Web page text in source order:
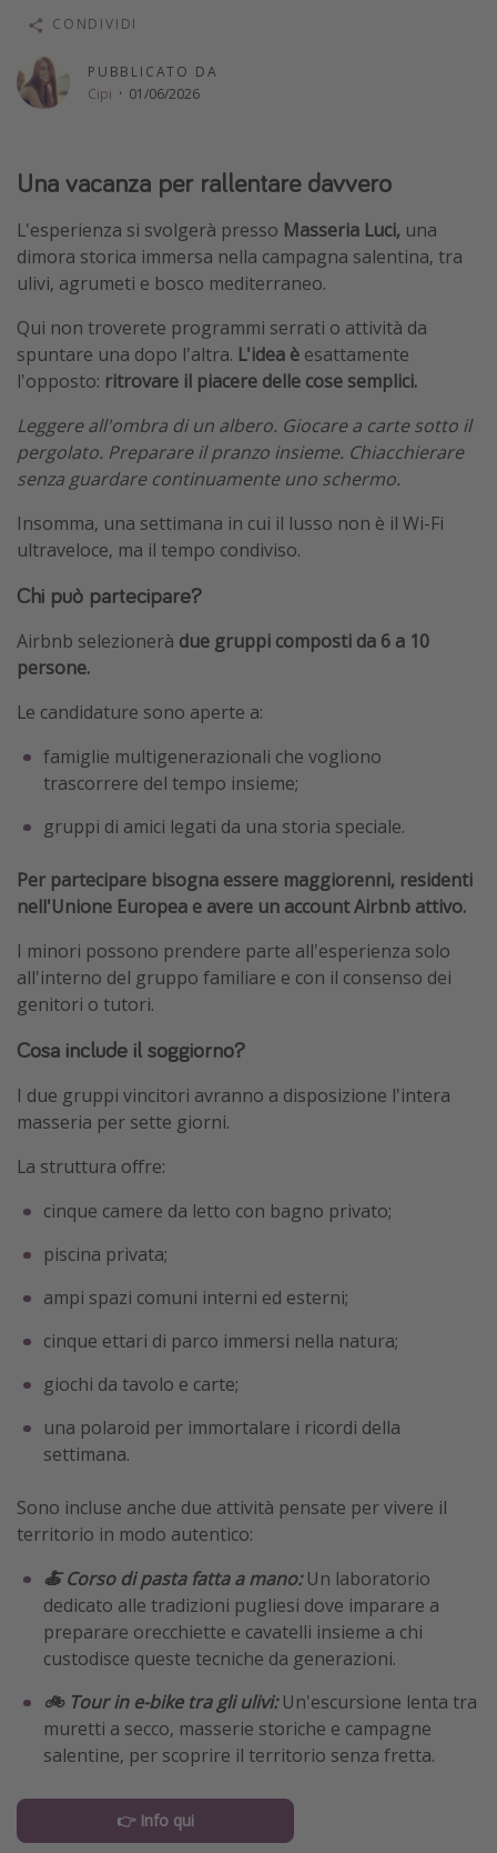
Altri argomenti
Travel magazine
Calendario di viaggio
Città più visitate
PUBBLICATO DA
Cipi · 01/06/2026
CONDIVIDI
Una vacanza per rallentare davvero
L'esperienza si svolgerà presso Masseria Luci, una
dimora storica immersa nella campagna salentina, tra
ulivi, agrumeti e bosco mediterraneo.
Qui non troverete programmi serrati o attività da
spuntare una dopo l'altra. L'idea è esattamente
l'opposto: ritrovare il piacere delle cose semplici.
Leggere all'ombra di un albero. Giocare a carte sotto il
pergolato. Preparare il pranzo insieme. Chiacchierare
senza guardare continuamente uno schermo.
Insomma, una settimana in cui il lusso non è il Wi-Fi
ultraveloce, ma il tempo condiviso.
Chi può partecipare?
Airbnb selezionerà due gruppi composti da 6 a 10
persone.
Le candidature sono aperte a:
famiglie multigenerazionali che vogliono
trascorrere del tempo insieme;
gruppi di amici legati da una storia speciale.
Per partecipare bisogna essere maggiorenni, residenti
nell'Unione Europea e avere un account Airbnb attivo.
I minori possono prendere parte all'esperienza solo
all'interno del gruppo familiare e con il consenso dei
genitori o tutori.
Cosa include il soggiorno?
I due gruppi vincitori avranno a disposizione l'intera
masseria per sette giorni.
La struttura offre:
cinque camere da letto con bagno privato;
piscina privata;
ampi spazi comuni interni ed esterni;
cinque ettari di parco immersi nella natura;
giochi da tavolo e carte;
una polaroid per immortalare i ricordi della
settimana.
Sono incluse anche due attività pensate per vivere il
territorio in modo autentico:
🍝 Corso di pasta fatta a mano:Un laboratorio
dedicato alle tradizioni pugliesi dove imparare a
preparare orecchiette e cavatelli insieme a chi
custodisce queste tecniche da generazioni.
🚲 Tour in e-bike tra gli ulivi:Un'escursione lenta tra
muretti a secco, masserie storiche e campagne
salentine, per scoprire il territorio senza fretta.
👉 Info qui